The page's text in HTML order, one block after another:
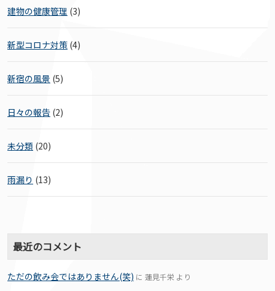
建物の健康管理 (3)
新型コロナ対策 (4)
新宿の風景 (5)
日々の報告 (2)
未分類 (20)
雨漏り (13)
最近のコメント
ただの飲み会ではありません(笑) に 蓮見千栄 より